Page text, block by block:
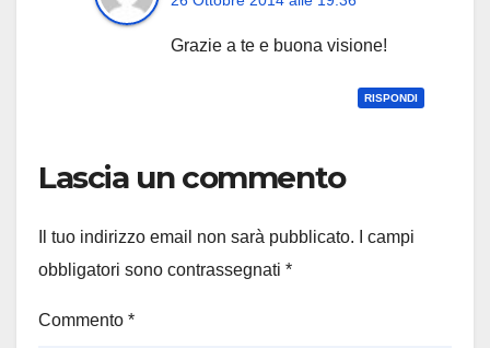
Grazie a te e buona visione!
RISPONDI
Lascia un commento
Il tuo indirizzo email non sarà pubblicato.
I campi
obbligatori sono contrassegnati *
Commento *